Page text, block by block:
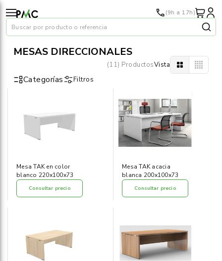
›
Material oficina ›
Tinta y tóner
Informática ›
Mobiliario
(9h a 17h)
Buscar por producto o referencia
MESAS DIRECCIONALES
Categorías Filtros
(11) ProductosVista
Mesa TAK en color
blanco 220x100x73
Consultar precio
Mesa TAK acacia
blanca 200x100x73
Consultar precio